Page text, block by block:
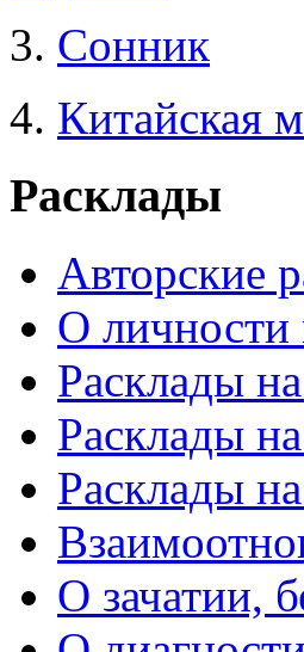
3. Сонник
4. Китайская
Расклады
Авторские
О личности
Расклады
Расклады
Расклады
О зачатии,